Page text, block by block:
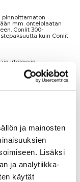
ja mainosten
Lisäksi
ja analytiikka-
käytät
pinnoittamaton
mm. ontelolaatan
Conlit 300-
kuin Conlit
irtolevyin.